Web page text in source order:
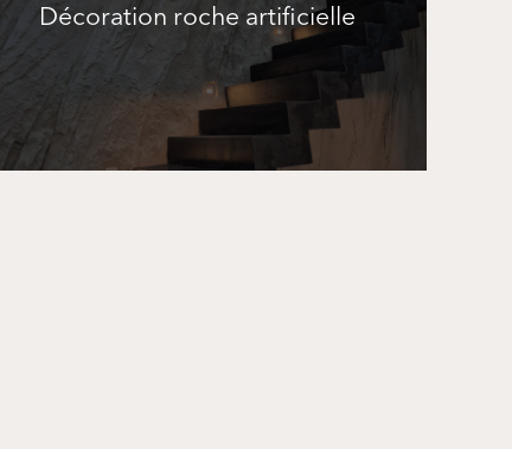
Décoration roche artificielle